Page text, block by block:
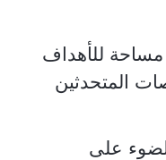
للأهداف
المتحدثين
على